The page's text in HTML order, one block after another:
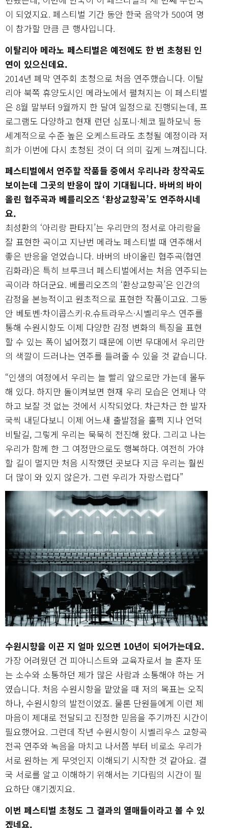
이 되었지요. 페스티벌 기간 동안 한국 음악가 500여 명
이 참가할 만큼 큰 행사입니다.
이탈리아 메라노 페스티벌은 예전에도 한 번 초청된 인
연이 있으신데요.
2014년 폐막 연주회 초청으로 처음 연주했습니다. 이탈
리아 북쪽 휴양도시인 메라노에서 펼쳐지는 이 페스티벌
은 8월 말부터 9월까지 한 달여 일정으로 진행되는데, 프
로그램도 다양하고 현재 런던 심포니·체코 필하모닉 등
세계적으로 수준 높은 오케스트라도 초청될 예정이라 저
희가 이번에 다시 초청된 것이 더 의미 깊게 느껴집니다.
페스티벌에서 연주할 작품들 중에서 우리나라 창작곡도
보이는데 그곳의 반응이 많이 기대됩니다. 바버의 바이
올린 협주곡과 베를리오즈 ‘환상교향곡’도 연주하시네
요.
최성환의 ‘아리랑 판타지’는 우리만의 정서로 아리랑을
잘 표현한 곡이고 지난번 메라노 페스티벌 때 연주해서
좋은 반응을 얻었습니다. 바버의 바이올린 협주곡(협연
김화라)은 특히 브루크너 페스티벌에서는 처음 연주되는
곡이라 하더군요. 베를리오즈의 ‘환상교향곡’은 인간의
감정을 본능적이고 원초적으로 표현한 작품이고요. 그동
안 베토벤·차이콥스키·R.슈트라우스·시벨리우스 연주를
통해 수원시향도 이제 다양한 감정 변화의 특징을 표현
할 수 있는 폭이 넓어졌기 때문에 이번 무대에서 우리만
의 색깔이 드러나는 연주를 들려줄 수 있을 것 같습니다.
“인생의 여정에서 우리는 늘 빨리 앞으로만 가는데 몰두
해 있다. 하지만 돌이켜보면 현재 우리 모습은 언제나 약
하고 보잘 것 없는 것에서 시작되었다. 차근차근 한 발자
국씩 내딛다보니 이제 어느새 출발점을 훌쩍 지나 언덕
비탈길, 그렇게 우리는 묵묵히 전진해 왔다. 그리고 나는
우리가 함께 한 그 여정만으로도 행복하다. 여전히 가야
할 길이 멀지만 처음 시작했던 곳보다 지금 우리는 훨씬
더 많이 와 있지 않은가. 그런 우리가 자랑스럽다”
수원시향을 이끈 지 얼마 있으면 10년이 되어가는데요.
가장 어려웠던 건 피아니스트와 교육자로서 늘 혼자 또
는 소수와 소통하던 제가 많은 사람과 소통해야 하는 거
였습니다. 처음 수원시향을 맡았을 때 저의 목표는 오직
하나, 수원시향의 발전이었죠. 물론 단원들에게 이런 제
마음이 제대로 전달되고 진정한 믿음을 주기까진 시간이
필요했어요. 그런데 작년 수원시향이 시벨리우스 교향곡
전곡 연주와 녹음을 마치고 나서쯤 부터 비로소 우리가
서로 원하는 게 무엇인지 이해되기 시작한 것 같아요. 결
국 서로를 알고 이해하기 위해서는 기다림의 시간이 필
요하단 얘기겠지요.
이번 페스티벌 초청도 그 결과의 열매들이라고 볼 수 있
겠네요.